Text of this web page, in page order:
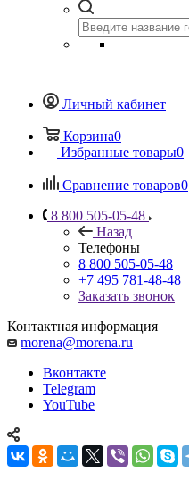
Личный кабинет
Корзина0
Избранные товары0
Сравнение товаров0
8 800 505-05-48
Назад
Телефоны
8 800 505-05-48
+7 495 781-48-48
Заказать звонок
Контактная информация
morena@morena.ru
Вконтакте
Telegram
YouTube